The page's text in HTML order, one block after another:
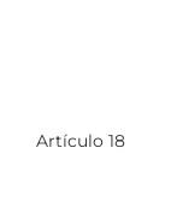
Artículo 18